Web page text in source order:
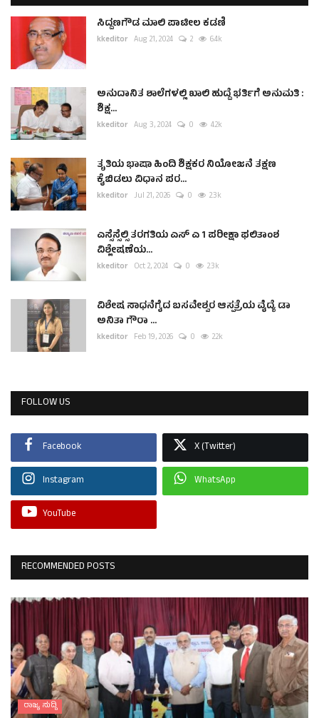
ಸಿದ್ದಣಗೌಡ ಮಾಲಿ ಪಾಟೀಲ ಕಡಣಿ
kkeditor Aug 21, 2024 2 6.4k
ಅನುದಾನಿತ ಶಾಲೆಗಳಲ್ಲಿ ಖಾಲಿ ಹುದ್ದೆ ಭರ್ತಿಗೆ ಅನುಮತಿ :
ಶಿಕ್ಷ...
kkeditor Aug 3, 2024 0 4.2k
ತೃತಿಯ ಭಾಷಾ ಹಿಂದಿ ಶಿಕ್ಷಕರ ನಿಯೋಜನೆ ತಕ್ಷಣ
ಕೈಬಿಡಲು ವಿಧಾನ ಪರ...
kkeditor Jul 21, 2026 0 2.3k
ಎಸ್ಸೆಸ್ಸೆಲ್ಸಿ ತರಗತಿಯ ಎಸ್ ಎ 1 ಪರೀಕ್ಷಾ ಫಲಿತಾಂಶ
ವಿಶ್ಲೇಷಣೆಯ...
kkeditor Oct 2, 2024 0 2.3k
ವಿಶೇಷ ಸಾಧನೆಗೈದ ಬಸವೇಶ್ವರ ಆಸ್ಪತ್ರೆಯ ವೈದ್ಯೆ ಡಾ
ಅನಿತಾ ಗೌರಾ ...
kkeditor Feb 19, 2026 0 2.2k
FOLLOW US
Facebook X (Twitter)
Instagram WhatsApp
YouTube
RECOMMENDED POSTS
ರಾಜ್ಯ ಸುದ್ದಿ